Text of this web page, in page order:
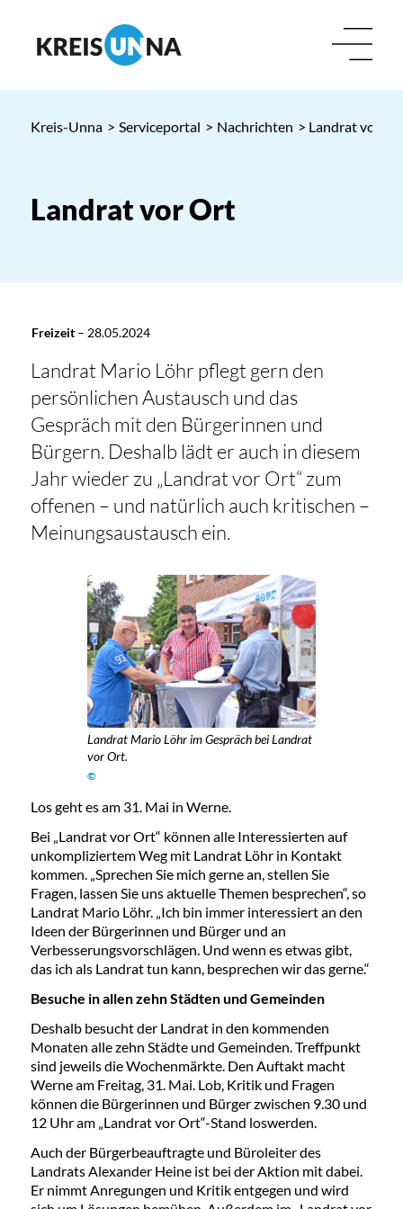
Kreis-Unna > Serviceportal > Nachrichten > Landrat vor
Landrat vor Ort
Freizeit– 28.05.2024
Landrat Mario Löhr pflegt gern den
persönlichen Austausch und das
Gespräch mit den Bürgerinnen und
Bürgern. Deshalb lädt er auch in diesem
Jahr wieder zu „Landrat vor Ort“ zum
offenen – und natürlich auch kritischen –
Meinungsaustausch ein.
Landrat Mario Löhr im Gespräch bei Landrat
vor Ort.
©
Los geht es am 31. Mai in Werne.
Bei „Landrat vor Ort“ können alle Interessierten auf
unkompliziertem Weg mit Landrat Löhr in Kontakt
kommen. „Sprechen Sie mich gerne an, stellen Sie
Fragen, lassen Sie uns aktuelle Themen besprechen“, so
Landrat Mario Löhr. „Ich bin immer interessiert an den
Ideen der Bürgerinnen und Bürger und an
Verbesserungsvorschlägen. Und wenn es etwas gibt,
das ich als Landrat tun kann, besprechen wir das gerne.“
Besuche in allen zehn Städten und Gemeinden
Deshalb besucht der Landrat in den kommenden
Monaten alle zehn Städte und Gemeinden. Treffpunkt
sind jeweils die Wochenmärkte. Den Auftakt macht
Werne am Freitag, 31. Mai. Lob, Kritik und Fragen
können die Bürgerinnen und Bürger zwischen 9.30 und
12 Uhr am „Landrat vor Ort“-Stand loswerden.
Auch der Bürgerbeauftragte und Büroleiter des
Landrats Alexander Heine ist bei der Aktion mit dabei.
Er nimmt Anregungen und Kritik entgegen und wird